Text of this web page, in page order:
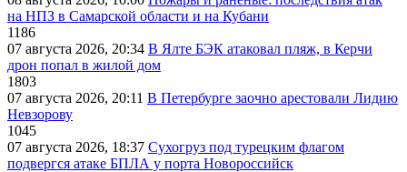
на НПЗ в Самарской области и на Кубани
1186
07 августа 2026, 20:34 В Ялте БЭК атаковал пляж, в Керчи
дрон попал в жилой дом
1803
07 августа 2026, 20:11 В Петербурге заочно арестовали Лидию
Невзорову
1045
07 августа 2026, 18:37 Сухогруз под турецким флагом
подвергся атаке БПЛА у порта Новороссийск